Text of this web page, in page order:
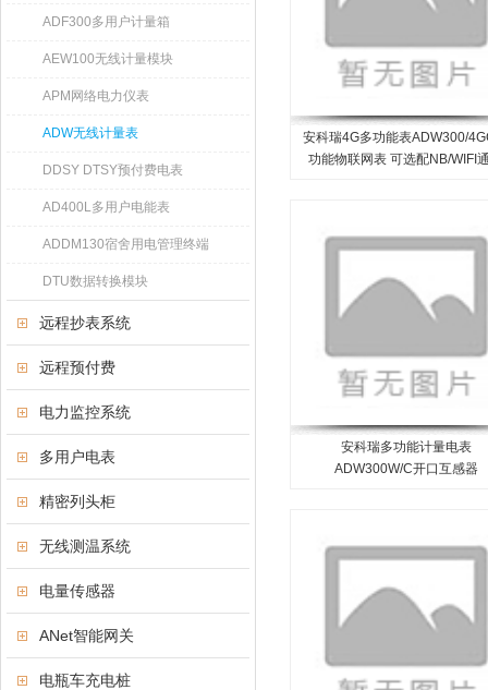
ADF300多用户计量箱
AEW100无线计量模块
APM网络电力仪表
ADW无线计量表
DDSY DTSY预付费电表
AD400L多用户电能表
ADDM130宿舍用电管理终端
DTU数据转换模块
远程抄表系统
远程预付费
电力监控系统
多用户电表
精密列头柜
无线测温系统
电量传感器
ANet智能网关
电瓶车充电桩
安科瑞4G多功能表ADW300/
功能物联网表 可选配NB/WIFI
安科瑞多功能计量电表
ADW300W/C开口互感器